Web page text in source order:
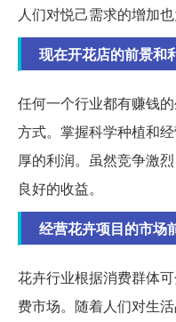
人们对悦己需求的增加
现在开花店的前景和
任何一个行业都有赚钱
方式。掌握科学种植和
厚的利润。虽然竞争激
良好的收益。
经营花卉项目的市场
花卉行业根据消费群体
费市场。随着人们对生